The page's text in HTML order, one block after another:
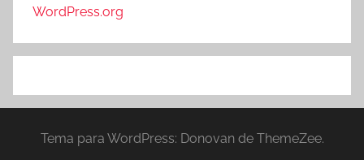
WordPress.org
Tema para WordPress: Donovan de ThemeZee.